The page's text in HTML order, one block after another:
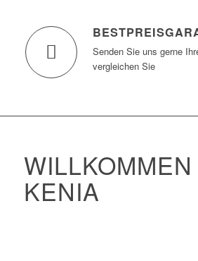
Senden Sie uns gerne
vergleichen Sie
WILLKOMMEN
KENIA